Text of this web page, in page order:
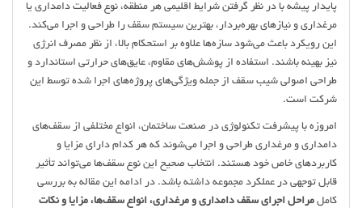
پایدار پیشه با در نظر گرفتن شرایط اقلیمی هر منطقه، نوع فعالیت دامداری یا
مرغداری و نیازهای بهره‌بردار، بهترین سیستم سقف را طراحی و اجرا می‌کند.
این رویکرد باعث می‌شود سازه‌ها علاوه بر استحکام بالا، از نظر مصرف انرژی
نیز بهینه باشند. استفاده از پوشش‌های مقاوم، عایق‌های حرارتی استاندارد و
طراحی اصولی شیب سقف از جمله ویژگی‌های پروژه‌های اجرا شده توسط این
شرکت است.
امروزه با پیشرفت تکنولوژی در صنعت ساختمان، انواع مختلفی از سقف‌های
دامداری و مرغداری طراحی و اجرا می‌شوند که هر کدام دارای مزایا و
کاربردهای خاص خود هستند. انتخاب صحیح این نوع سقف‌ها می‌تواند تأثیر
قابل توجهی در عملکرد مجموعه داشته باشد. در ادامه این مقاله به بررسی
کامل مراحل اجرای سقف دامداری و مرغداری، انواع سقف‌ها، مزایا و نکات